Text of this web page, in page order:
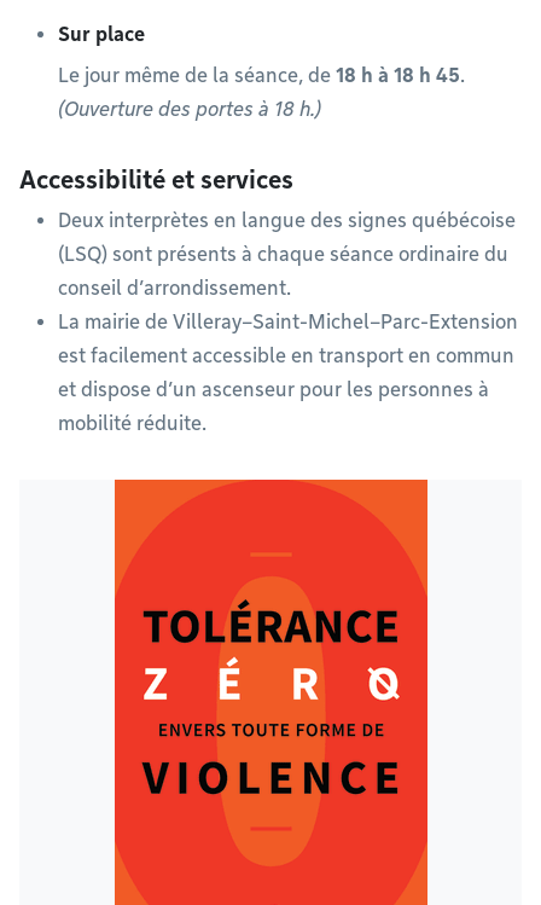
Sur place
Le jour même de la séance, de 18 h à 18 h 45.
(Ouverture des portes à 18 h.)
Accessibilité et services
Deux interprètes en langue des signes québécoise
(LSQ) sont présents à chaque séance ordinaire du
conseil d’arrondissement.
La mairie de Villeray–Saint-Michel–Parc-Extension
est facilement accessible en transport en commun
et dispose d’un ascenseur pour les personnes à
mobilité réduite.